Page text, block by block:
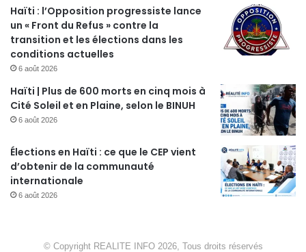
Haïti : l’Opposition progressiste lance
un « Front du Refus » contre la
transition et les élections dans les
conditions actuelles
6 août 2026
Haïti | Plus de 600 morts en cinq mois à
Cité Soleil et en Plaine, selon le BINUH
6 août 2026
Élections en Haïti : ce que le CEP vient
d’obtenir de la communauté
internationale
6 août 2026
© Copyright REALITE INFO 2026, Tous droits réservés